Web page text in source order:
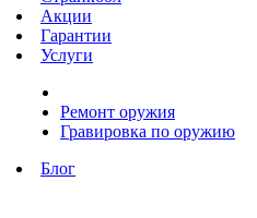
Акции
Гарантии
Услуги
Ремонт оружия
Гравировка по оружию
Блог